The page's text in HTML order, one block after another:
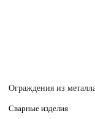
Ограждения из
Сварные изделия